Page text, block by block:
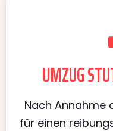
UMZUG
Nach Annahme
für einen